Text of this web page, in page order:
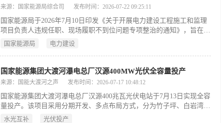
来源：国家能源局综合司 发布时间：2026-07-22 09:25:11
国家能源局于2026年7月10日印发《关于开展电力建设工程施工和监理
项目负责人违规任职、现场履职不到位问题专项整治的通知》，旨在强
化电力建设工程安全质量监管。文件明确：一名注册建造师在同一时期
设单位书面同意且最多不超过三项，并须配备总监代表。通知还细化了
例外情形（如分期施工、长期停工等），并要求健全人员任职动态核
时，强调通过电力质监信息系统加强事前核查与过程监管，对违规任
职、人证不符、长期离岗等行为依法依规查处。
国家能源局 电力建设
国家能源集团大渡河瀑电总厂汉源400MW光伏全容量投产
来源：国能大渡河之声 发布时间：2026-07-17 10:48:12
国家能源集团大渡河瀑电总厂汉源400兆瓦光伏电站于7月13日实现全容
量投产。该项目采用分期开发、多点布局方式，分为竹子坪、白岩湾、
坭美、锣锅坪四大片区，总装机容量400兆瓦，并配套建设4座220千伏
水光互补 光伏投产